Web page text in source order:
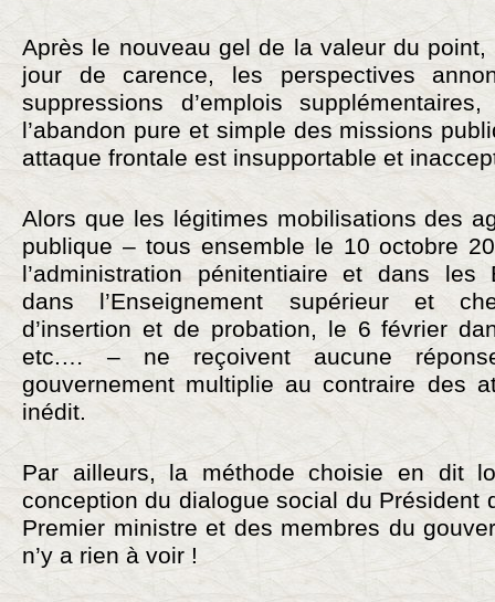
Après le nouveau gel de la valeur du
jour de carence, les perspectives
suppressions d’emplois
l’abandon pure et simple des missions
attaque frontale est insupportable et
Alors que les légitimes mobilisations des
publique – tous ensemble le 10 octobre
l’administration pénitentiaire et dans les
dans l’Enseignement supérieur et
d’insertion et de probation, le 6 février
etc.… – ne reçoivent aucune
gouvernement multiplie au contraire des
inédit.
Par ailleurs, la méthode choisie en dit
conception du dialogue social du Président
Premier ministre et des membres du
n’y a rien à voir !